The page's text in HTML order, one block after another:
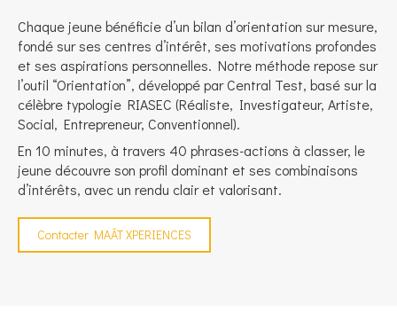
Chaque jeune bénéficie d’un bilan d’orientation sur mesure,
fondé sur ses centres d’intérêt, ses motivations profondes
et ses aspirations personnelles. Notre méthode repose sur
l’outil “Orientation”, développé par Central Test, basé sur la
célèbre typologie RIASEC (Réaliste, Investigateur, Artiste,
Social, Entrepreneur, Conventionnel).
En 10 minutes, à travers 40 phrases-actions à classer, le
jeune découvre son profil dominant et ses combinaisons
d’intérêts, avec un rendu clair et valorisant.
Contacter MAÂT XPERIENCES